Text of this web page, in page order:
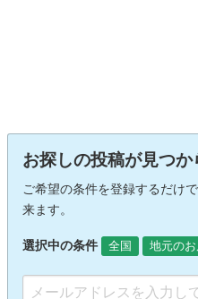
お探しの投稿が見つ
ご希望の条件を登録するだけ
来ます。
選択中の条件 全国 地元の